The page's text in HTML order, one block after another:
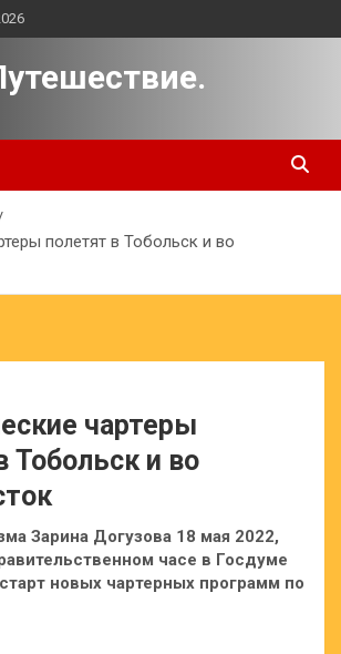
полетят в Тобольск и во
чартеры
Тобольск и во
Зарина Догузова 18 мая 2022,
часе в Госдуме
новых чартерных программ по